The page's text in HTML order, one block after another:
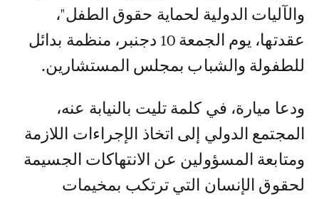
والآليات الدولية لحماية حقوق الطفل"،
عقدتها، يوم الجمعة 10 دجنبر، منظمة بدائل
للطفولة والشباب بمجلس المستشارين.
ودعا ميارة، في كلمة تليت بالنيابة عنه،
المجتمع الدولي إلى اتخاذ الإجراءات اللازمة
ومتابعة المسؤولين عن الانتهاكات الجسيمة
لحقوق الإنسان التي ترتكب بمخيمات